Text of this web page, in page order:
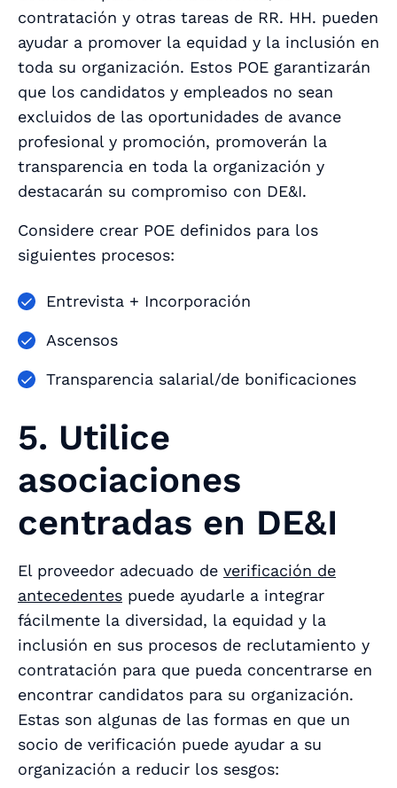
contratación y otras tareas de RR. HH. pueden
ayudar a promover la equidad y la inclusión en
toda su organización. Estos POE garantizarán
que los candidatos y empleados no sean
excluidos de las oportunidades de avance
profesional y promoción, promoverán la
transparencia en toda la organización y
destacarán su compromiso con DE&I.
Considere crear POE definidos para los
siguientes procesos:
Entrevista + Incorporación
Ascensos
Transparencia salarial/de bonificaciones
5. Utilice
asociaciones
centradas en DE&I
El proveedor adecuado de verificación de
antecedentes puede ayudarle a integrar
fácilmente la diversidad, la equidad y la
inclusión en sus procesos de reclutamiento y
contratación para que pueda concentrarse en
encontrar candidatos para su organización.
Estas son algunas de las formas en que un
socio de verificación puede ayudar a su
organización a reducir los sesgos: